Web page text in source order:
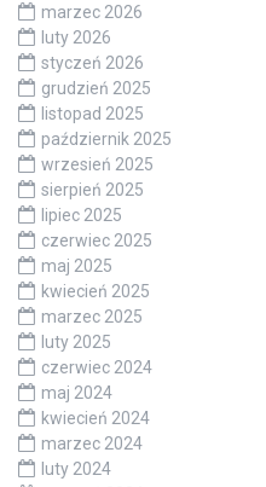
marzec 2026
luty 2026
styczeń 2026
grudzień 2025
listopad 2025
październik 2025
wrzesień 2025
sierpień 2025
lipiec 2025
czerwiec 2025
maj 2025
kwiecień 2025
marzec 2025
luty 2025
czerwiec 2024
maj 2024
kwiecień 2024
marzec 2024
luty 2024